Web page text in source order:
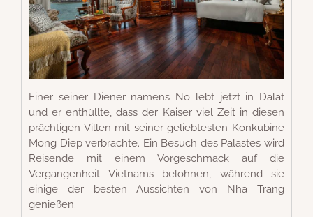
Einer seiner Diener namens No lebt jetzt in Dalat
und er enthüllte, dass der Kaiser viel Zeit in diesen
prächtigen Villen mit seiner geliebtesten Konkubine
Mong Diep verbrachte. Ein Besuch des Palastes wird
Reisende mit einem Vorgeschmack auf die
Vergangenheit Vietnams belohnen, während sie
einige der besten Aussichten von Nha Trang
genießen.